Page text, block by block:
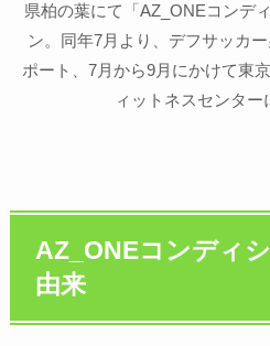
県柏の葉にて「AZ_ONEコンデ
ン。同年7月より、デフサッカ
ポート、7月から9月にかけて東
ィットネスセンター
AZ_ONEコンディ
由来